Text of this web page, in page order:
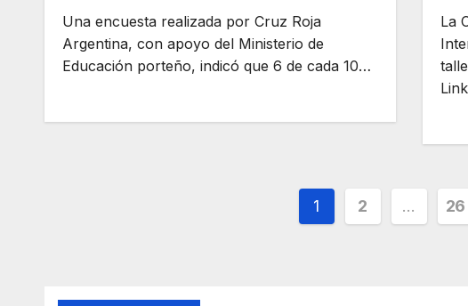
Una encuesta realizada por Cruz Roja
Argentina, con apoyo del Ministerio de
Educación porteño, indicó que 6 de cada 10…
La
Paginación
1 2 … 26